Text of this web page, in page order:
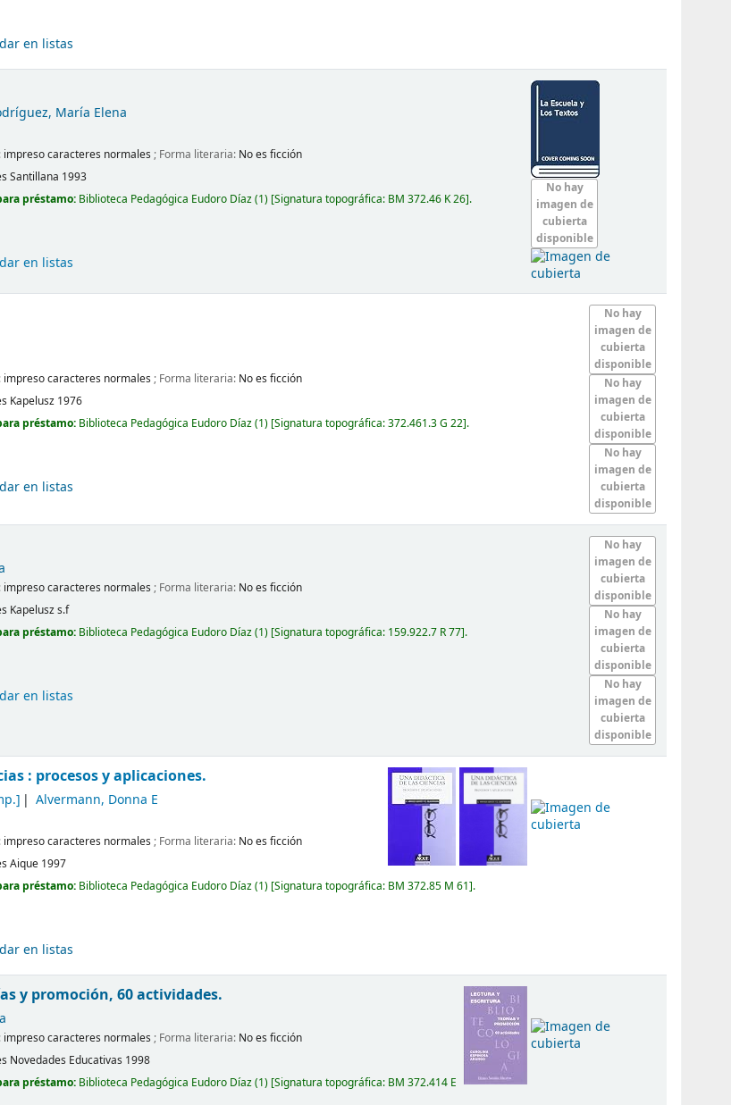
en listas
No hay
imagen de
cubierta
disponible
María Elena
impreso caracteres normales; Forma literaria: No es ficción
Santillana 1993
préstamo: Biblioteca Pedagógica Eudoro Díaz(1) Signatura topográfica: BM 372.46 K 26 .
en listas
No hay
imagen de
cubierta
disponible
No hay
imagen de
cubierta
disponible
No hay
imagen de
cubierta
disponible
impreso caracteres normales; Forma literaria: No es ficción
Kapelusz 1976
préstamo: Biblioteca Pedagógica Eudoro Díaz(1) Signatura topográfica:372.461.3 G 22 .
en listas
No hay
imagen de
cubierta
disponible
No hay
imagen de
cubierta
disponible
No hay
imagen de
cubierta
disponible
impreso caracteres normales; Forma literaria: No es ficción
Kapeluszs.f
préstamo: Biblioteca Pedagógica Eudoro Díaz(1) Signatura topográfica: 159.922.7 R 77 .
en listas
: procesos y aplicaciones.
Alvermann, Donna E
impreso caracteres normales; Forma literaria: No es ficción
Aique 1997
préstamo: Biblioteca Pedagógica Eudoro Díaz(1) Signatura topográfica: BM 372.85 M 61 .
en listas
y promoción, 60 actividades.
impreso caracteres normales; Forma literaria: No es ficción
Novedades Educativas 1998
préstamo: Biblioteca Pedagógica Eudoro Díaz(1) Signatura topográfica: BM 372.414 E